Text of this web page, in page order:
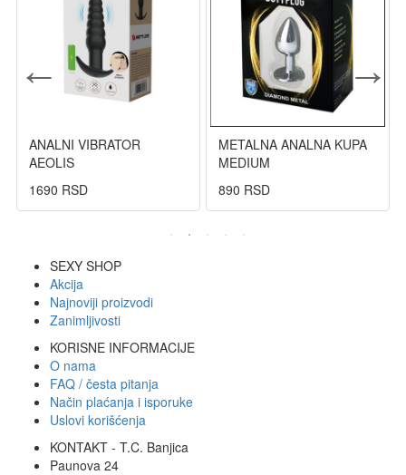
ANALNI VIBRATOR
AEOLIS
1690 RSD
METALNA ANALNA KUPA
MEDIUM
890 RSD
SEXY SHOP
Akcija
Najnoviji proizvodi
Zanimljivosti
KORISNE INFORMACIJE
O nama
FAQ / česta pitanja
Način plaćanja i isporuke
Uslovi korišćenja
KONTAKT - T.C. Banjica
Paunova 24